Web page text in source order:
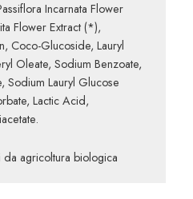
Incarnata Flower
Flower Extract (*),
Coco-Glucoside, Lauryl
Oleate, Sodium Benzoate,
Sodium Lauryl Glucose
Lactic Acid,
agricoltura biologica